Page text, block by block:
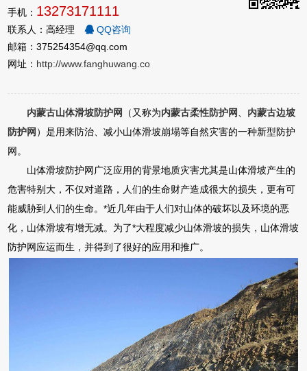
手机： 13273171111
联系人：高经理
QQ咨询
邮箱：375254354@qq.com
网址： http://www.fanghuwang.co
内蒙古山体滑坡防护网 （又称为内蒙古柔性防护网
内蒙古边坡
防护网 ）是用来防治、减小山体滑坡崩塌等自然灾害的一种新型防护
网。
山体滑坡防护网广泛应用的背景地质灾害尤其是山体滑坡产生的
危害特别大，不仅对道路，人们的生命财产造成很大的损失，更有可
能威胁到人们的生命。*近几年由于人们对山体的破坏以及环境的恶
化，山体滑坡有增无减。为了*大程度减少山体滑坡的损失，山体滑坡
防护网应运而生，并得到了很好的应用和推广。